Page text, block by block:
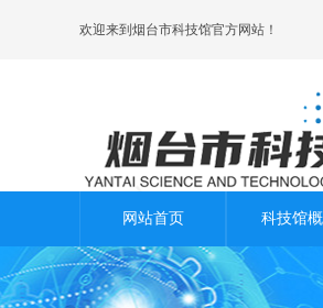
欢迎来到烟台市科技馆官方网站！
网站首页 科技馆